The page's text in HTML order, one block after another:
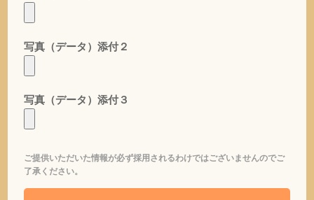
写真（データ）添付２
写真（データ）添付３
ご提供いただいた情報が必ず採用されるわけではございませんのでご
了承ください。